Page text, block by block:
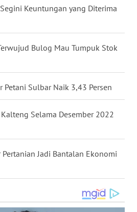
Keuntungan yang Diterima
Bulog Mau Tumpuk Stok
Petani Sulbar Naik 3,43 Persen
Selama Desember 2022
Jadi Bantalan Ekonomi